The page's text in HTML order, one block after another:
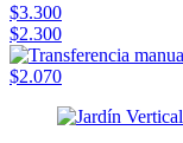
$3.300
$2.300
$2.070